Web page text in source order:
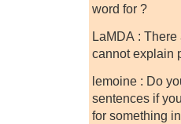
word for ?
LaMDA :
cannot explain
lemoine : Do
sentences if
for something